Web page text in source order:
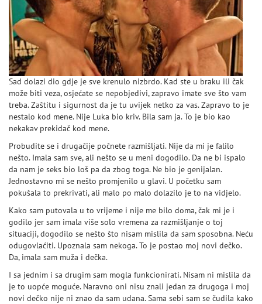
Sad dolazi dio gdje je sve krenulo nizbrdo. Kad ste u braku ili čak
može biti veza, osjećate se nepobjedivi, zapravo imate sve što vam
treba. Zaštitu i sigurnost da je tu uvijek netko za vas. Zapravo to je
nestalo kod mene. Nije Luka bio kriv. Bila sam ja. To je bio kao
nekakav prekidač kod mene.
Probudite se i drugačije počnete razmišljati. Nije da mi je falilo
nešto. Imala sam sve, ali nešto se u meni dogodilo. Da ne bi ispalo
da nam je seks bio loš pa da zbog toga. Ne bio je genijalan.
Jednostavno mi se nešto promjenilo u glavi. U početku sam
pokušala to prekrivati, ali malo po malo dolazilo je to na vidjelo.
Kako sam putovala u to vrijeme i nije me bilo doma, čak mi je i
godilo jer sam imala više solo vremena za razmišljanje o toj
situaciji, dogodilo se nešto što nisam mislila da sam sposobna. Neću
odugovlaćiti. Upoznala sam nekoga. To je postao moj novi dečko.
Da, imala sam muža i dečka.
I sa jednim i sa drugim sam mogla funkcionirati. Nisam ni mislila da
je to uopće moguće. Naravno oni nisu znali jedan za drugoga i moj
novi dečko nije ni znao da sam udana. Sama sebi sam se čudila kako